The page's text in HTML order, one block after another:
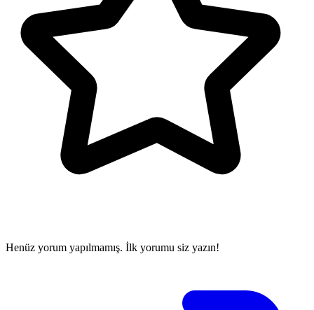
Henüz yorum yapılmamış. İlk yorumu siz yazın!